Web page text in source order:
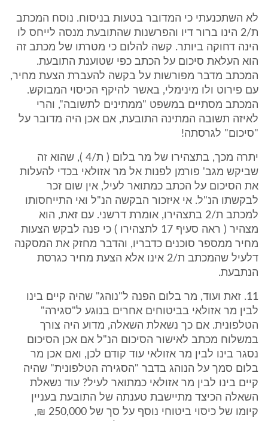
לא השתכנעתי כי המדובר בטעות בניסוח. נוסח המכתב
ת/2 הינו ברור דיו והפרשנות שהתובעת מנסה לייחס לו
הינה דחוקה ביותר. קשה להלום כי מטרתו של מכתב זה
הוא העלאת סיכום על הכתב כפי שטוענת התובעת.
המכתב מדבר מפורשות על בקשה להעברת הצעת מחיר,
עם פירוט ולו מינימלי, באשר להיקף הכיסוי המבוקש.
המכתב מסתיים במשפט "ממתינים לתשובה", והרי
לאיזה תשובה המתינה התובעת, אם אכן היה מדובר על
"סיכום" לגרסתה!
יתרה מכך, בתצהירו של מר בלום ( ת/4 ), שהוא זה
שביקש מגב' פורמן לפנות אל מר אזולאי בכדי להעלות
את הסיכום על הכתב כמתואר לעיל, אין שום זכר
לבקשתו הנ"ל. אי איזכור הבקשה הנ"ל ואי התייחסותו
למכתב ת/2 בתצהירו, אומרת דרשני. עם זאת, הוא
מצהיר ( ראה סעיף 17 לתצהירו ) כי פנה לבקש הצעות
מחיר ממספר סוכנים כדבריו, והדבר מחזק את המסקנה
דלעיל שהמכתב ת/2 אינו אלא הצעת מחיר כגרסת
הנתבעת.
11. זאת ועוד, מר בלום הפנה ל"נוהג" שהיה קיים בינו
לבין מר אזולאי בביטוחים אחרים בנוגע ל"סגירה"
הטלפונית. אם כך נשאלת השאלה, מדוע היה צורך
במשלוח מכתב לאישור הסיכום הנ"ל אם אכן הסיכום
נסגר בינו לבין מר אזולאי עוד קודם לכן, ואם אכן מר
בלום סמך על הנוהג בדבר "הסגירה הטלפונית" שהיה
קיים בינו לבין מר אזולאי כמתואר לעיל? עוד נשאלת
השאלה הכיצד מתיישבת טענתה של התובעת בעניין
קיומו של כיסוי ביטוחי נוסף על סך של 250,000 ₪,